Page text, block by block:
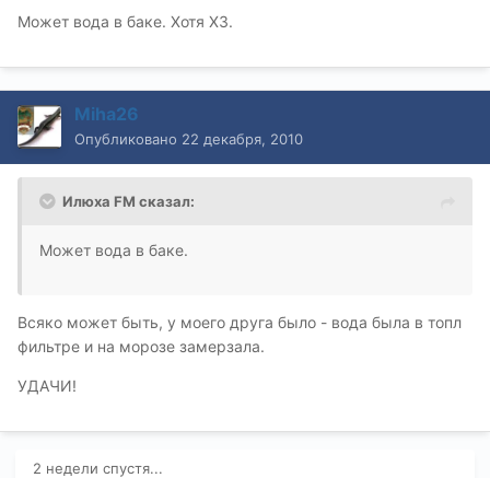
Может вода в баке. Хотя ХЗ.
Miha26
Опубликовано 22 декабря, 2010
Илюха FM сказал:
Может вода в баке.
Всяко может быть, у моего друга было - вода была в топл
фильтре и на морозе замерзала.
УДАЧИ!
2 недели спустя...